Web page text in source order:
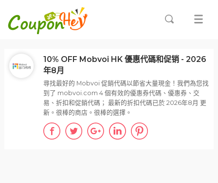
10% OFF Mobvoi HK 優惠代碼和促销 - 2026
年8月
尋找最好的 Mobvoi 促銷代碼以節省大量現金！我們為您找
到了 mobvoi.com 4 個有效的優惠券代碼、優惠券、交
易、折扣和促銷代碼； 最新的折扣代碼已於 2026年8月 更
新。很棒的商店。很棒的選擇。